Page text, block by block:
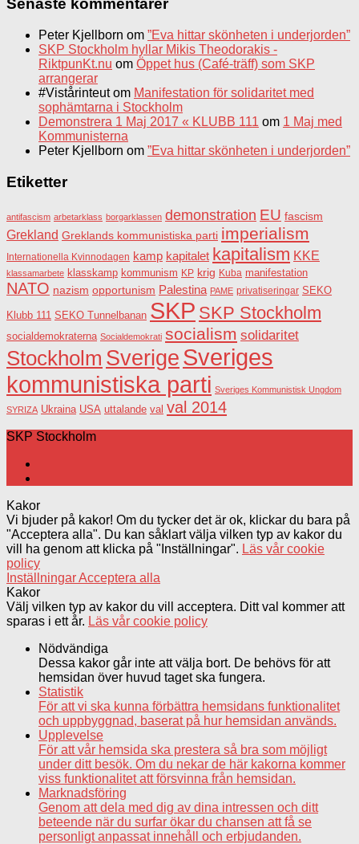
Senaste kommentarer
Peter Kjellborn om ”Eva hittar skönheten i underjorden”
SKP Stockholm hyllar Mikis Theodorakis -
RiktpunKt.nu om Öppet hus (Café-träff) som SKP
arrangerar
#Vistårinteutom Manifestation för solidaritet med
sophämtarna i Stockholm
Demonstrera 1 Maj 2017 « KLUBB 111 om 1 Maj med
Kommunisterna
Peter Kjellborn om ”Eva hittar skönheten i underjorden”
Etiketter
antifascism arbetarklass borgarklassen demonstration EU fascism
Grekland Greklands kommunistiska parti imperialism
Internationella Kvinnodagen kamp kapitalet kapitalism KKE
klassamarbete klasskamp kommunism KP krig Kuba manifestation
NATO nazism opportunism Palestina PAME privatiseringar SEKO
Klubb 111 SEKO Tunnelbanan SKP SKP Stockholm
socialdemokraterna Socialdemokrati socialism solidaritet
Stockholm SverigeSveriges
kommunistiska parti Sveriges Kommunistisk Ungdom
SYRIZA Ukraina USA uttalande val val 2014
SKP Stockholm
Kakor
Vi bjuder på kakor! Om du tycker det är ok, klickar du bara på
"Acceptera alla". Du kan såklart välja vilken typ av kakor du
vill ha genom att klicka på "Inställningar". Läs vår cookie
policy
InställningarAcceptera alla
Kakor
Välj vilken typ av kakor du vill acceptera. Ditt val kommer att
sparas i ett år. Läs vår cookie policy
Nödvändiga
Dessa kakor går inte att välja bort. De behövs för att
hemsidan över huvud taget ska fungera.
Statistik
För att vi ska kunna förbättra hemsidans funktionalitet
och uppbyggnad, baserat på hur hemsidan används.
Upplevelse
För att vår hemsida ska prestera så bra som möjligt
under ditt besök. Om du nekar de här kakorna kommer
viss funktionalitet att försvinna från hemsidan.
Marknadsföring
Genom att dela med dig av dina intressen och ditt
beteende när du surfar ökar du chansen att få se
personligt anpassat innehåll och erbjudanden.